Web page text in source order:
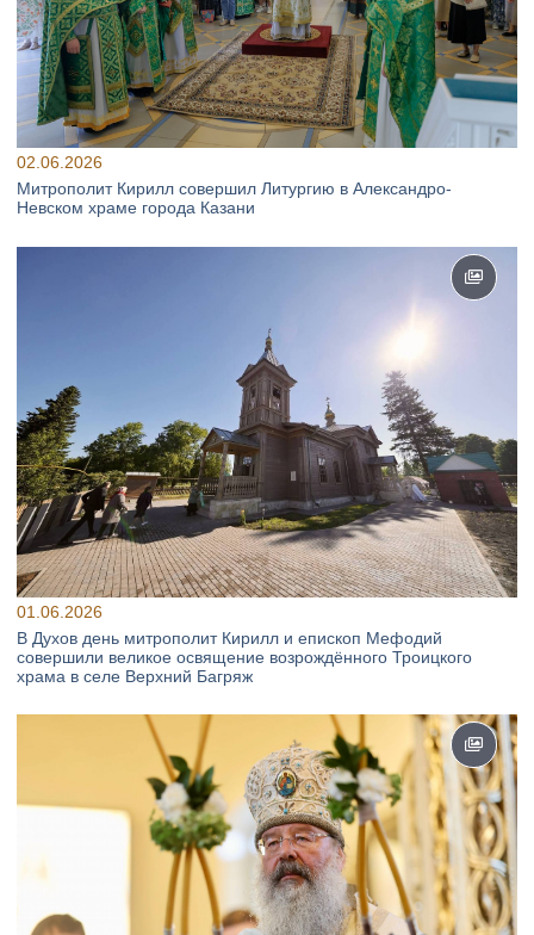
02.06.2026
Митрополит Кирилл совершил Литургию в Александро-
Невском храме города Казани
01.06.2026
В Духов день митрополит Кирилл и епископ Мефодий
совершили великое освящение возрождённого Троицкого
храма в селе Верхний Багряж